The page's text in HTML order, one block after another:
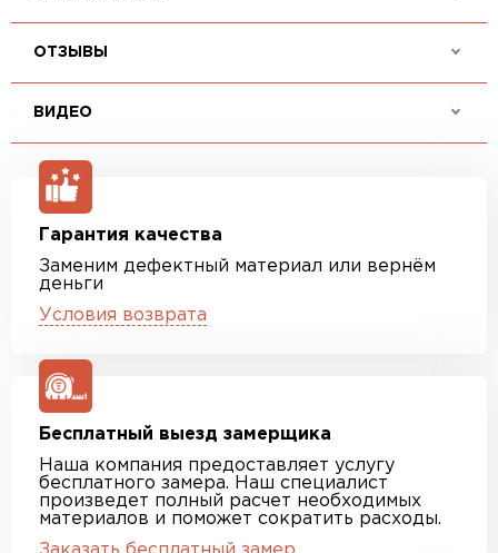
ОТЗЫВЫ
ВИДЕО
Гарантия качества
Заменим дефектный материал или вернём
деньги
Условия возврата
Бесплатный выезд замерщика
Наша компания предоставляет услугу
бесплатного замера. Наш специалист
произведет полный расчет необходимых
материалов и поможет сократить расходы.